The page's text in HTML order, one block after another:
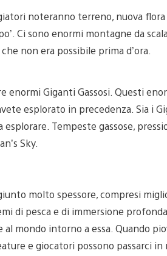
noteranno terreno, nuova flora
Ci sono enormi montagne da
non era possibile prima d’ora.
Giganti Gassosi. Questi
esplorato in precedenza. Sia i
Tempeste gassose,
Sky.
molto spessore, compresi
di pesca e di immersione
mondo intorno a essa. Quando
e giocatori possono passarci in